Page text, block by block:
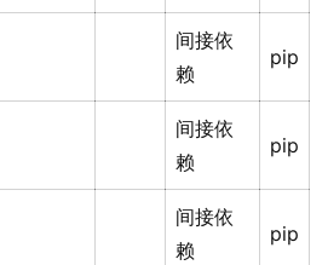
间接依
赖
pip
间接依
赖
pip
间接依
赖
pip